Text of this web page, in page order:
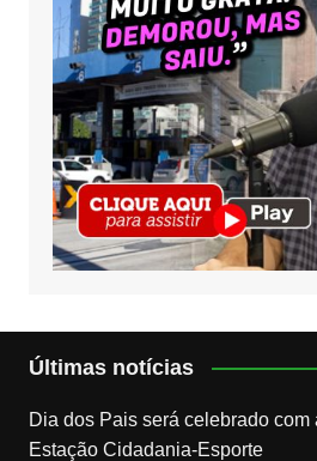
Últimas notícias
Dia dos Pais será celebrado
Estação Cidadania-Esporte